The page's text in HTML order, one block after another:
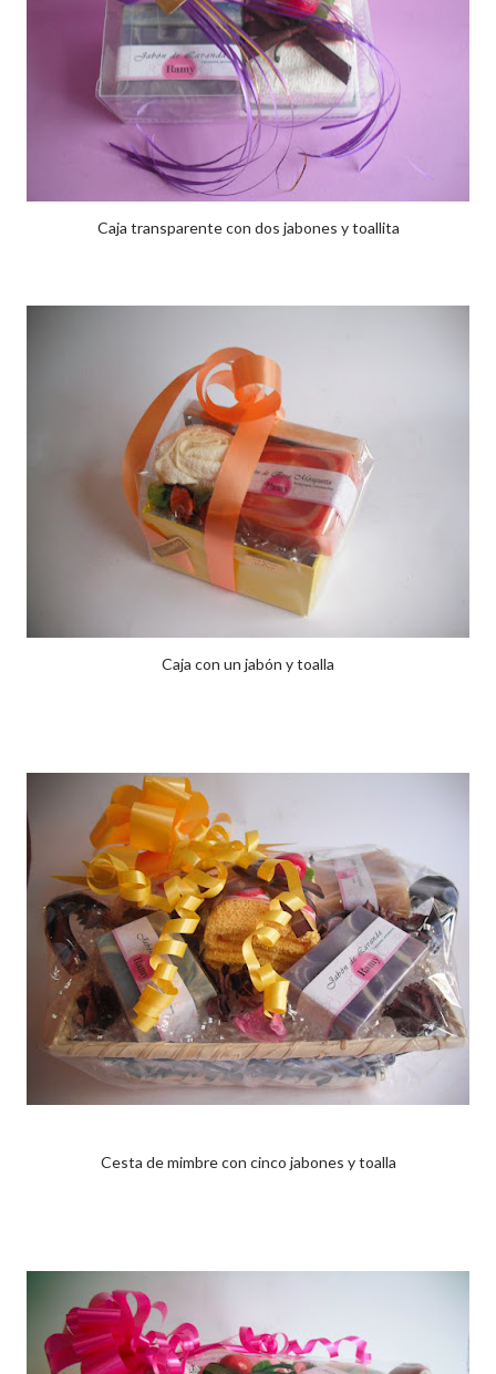
Caja transparente con dos jabones y toallita
Caja con un jabón y toalla
Cesta de mimbre con cinco jabones y toalla